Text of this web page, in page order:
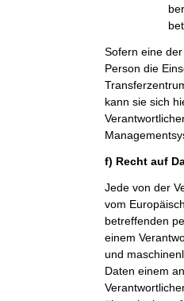
Sofern eine
Person die
kann sie sich
f) Recht auf
Jede von der
vom
betreffenden
einem
und
Daten einem